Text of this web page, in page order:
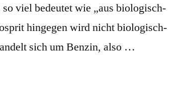
viel bedeutet wie „aus biologisch-
hingegen wird nicht biologisch-
sich um Benzin, also …